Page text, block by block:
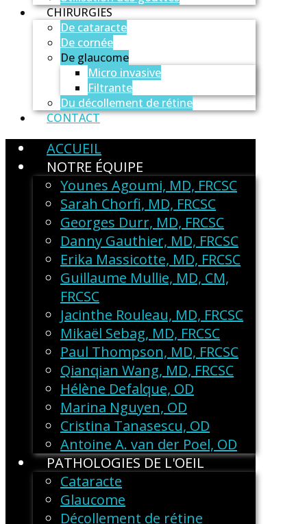
CHIRURGIES
De cataracte
De cornée
De glaucome
Micro invasive
Filtrante
Du décollement de rétine
CONTACT
ACCUEIL
NOTRE ÉQUIPE
Younes Agoumi, MD, FRCSC
Sarah Chorfi, MD, FRCSC
Georges Durr, MD, FRCSC
Danny Gauthier, MD, FRCSC
Erika Massicotte, MD, FRCSC
Guillaume Mullie, MD, CM,
FRCSC
Jacinthe Rouleau, MD, FRCSC
Mikaël Sebag, MD, FRCSC
Paul Thompson, MD, FRCSC
Qianqian Wang, MD, FRCSC
Hélène Defalque, OD
Marina Nguyen, OD
Cristina Tanasescu, OD
Antoine A. van der Poel, OD
PATHOLOGIES DE L'OEIL
Cataracte
Glaucome
Décollement de rétine